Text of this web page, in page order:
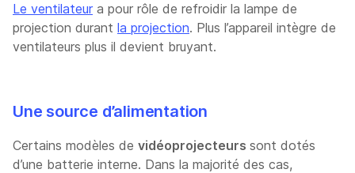
Le ventilateur a pour rôle de refroidir la lampe de
projection durant la projection. Plus l’appareil intègre de
ventilateurs plus il devient bruyant.
Une source d’alimentation
Certains modèles de vidéoprojecteurs sont dotés
d’une batterie interne. Dans la majorité des cas,